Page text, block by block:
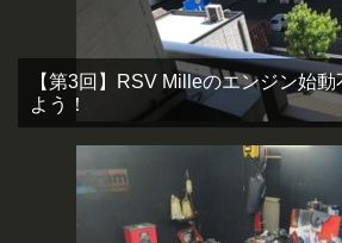
【第3回】RSV Milleのエンジン始
よう！